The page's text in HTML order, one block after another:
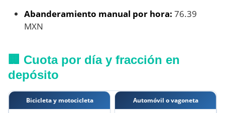
Abanderamiento manual por hora: 76.39
MXN
🏢 Cuota por día y fracción en
depósito
Bicicleta y motocicleta Automóvil o vagoneta